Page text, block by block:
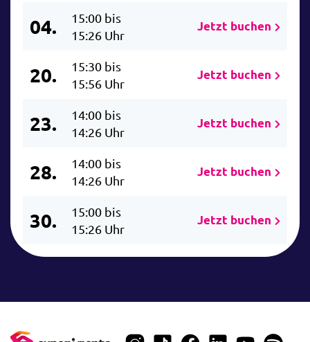
04.
15:00 bis
15:26 Uhr
Jetzt buchen
20.
15:30 bis
15:56 Uhr
Jetzt buchen
23.
14:00 bis
14:26 Uhr
Jetzt buchen
28.
14:00 bis
14:26 Uhr
Jetzt buchen
30.
15:00 bis
15:26 Uhr
Jetzt buchen